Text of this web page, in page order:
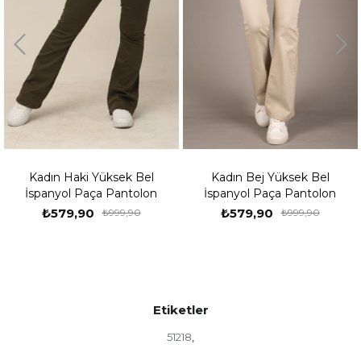
Haki Yüksek Bel
Paça Pantolon
₺579,90 ₺999,90
Kadın Bej Yüksek Bel
İspanyol Paça Pantolon
₺579,90 ₺999,90
Etiketler
51218,